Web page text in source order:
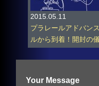
2015.05.11
プラレールアドバン
ルから到着！開封の儀
Your Message